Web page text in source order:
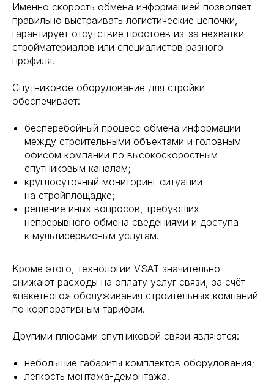
Именно скорость обмена информацией позволяет
правильно выстраивать логистические цепочки,
гарантирует отсутствие простоев из-за нехватки
стройматериалов или специалистов разного
профиля.
Спутниковое оборудование для стройки
обеспечивает:
бесперебойный процесс обмена информации
между строительными объектами и головным
офисом компании по высокоскоростным
спутниковым каналам;
круглосуточный мониторинг ситуации
на стройплощадке;
решение иных вопросов, требующих
непрерывного обмена сведениями и доступа
к мультисервисным услугам.
Кроме этого, технологии VSAT значительно
снижают расходы на оплату услуг связи, за счёт
«пакетного» обслуживания строительных компаний
по корпоративным тарифам.
Другими плюсами спутниковой связи являются:
небольшие габариты комплектов оборудования;
лёгкость монтажа-демонтажа.